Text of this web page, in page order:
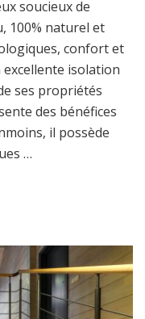
soucieux de
100% naturel et
confort et
excellente isolation
ses propriétés
des bénéfices
il possède
…